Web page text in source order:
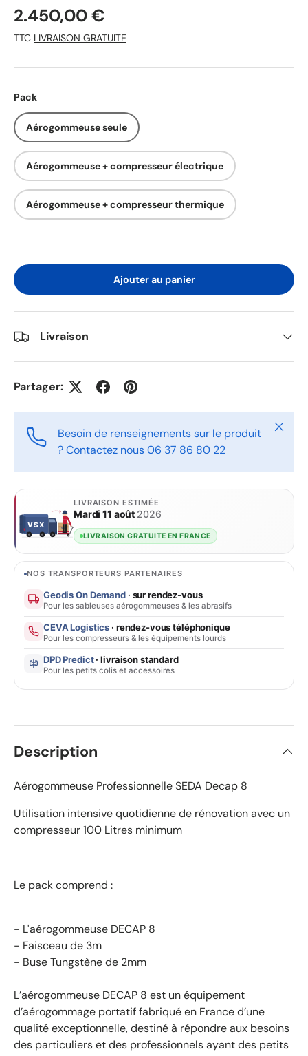
2.450,00 €
TTC LIVRAISON GRATUITE
Pack
Aérogommeuse seule
Aérogommeuse + compresseur électrique
Aérogommeuse + compresseur thermique
Ajouter au panier
Livraison
Partager:
Besoin de renseignements sur le produit
? Contactez nous 06 37 86 80 22
Fermer
VSX VSX
LIVRAISON ESTIMÉE
Mardi 11 août 2026
LIVRAISON GRATUITE EN FRANCE
NOS TRANSPORTEURS PARTENAIRES
Geodis On Demand· sur rendez-vous
Pour les sableuses aérogommeuses & les abrasifs
CEVA Logistics · rendez-vous téléphonique
Pour les compresseurs & les équipements lourds
DPD Predict· livraison standard
Pour les petits colis et accessoires
Description
Aérogommeuse Professionnelle SEDA Decap 8
Utilisation intensive quotidienne de rénovation avec un
compresseur 100 Litres minimum
Le pack comprend :
- L'aérogommeuse DECAP 8
- Faisceau de 3m
- Buse Tungstène de 2mm
L’aérogommeuse DECAP 8 est un équipement
d’aérogommage portatif fabriqué en France d’une
qualité exceptionnelle, destiné à répondre aux besoins
des particuliers et des professionnels ayant des petits